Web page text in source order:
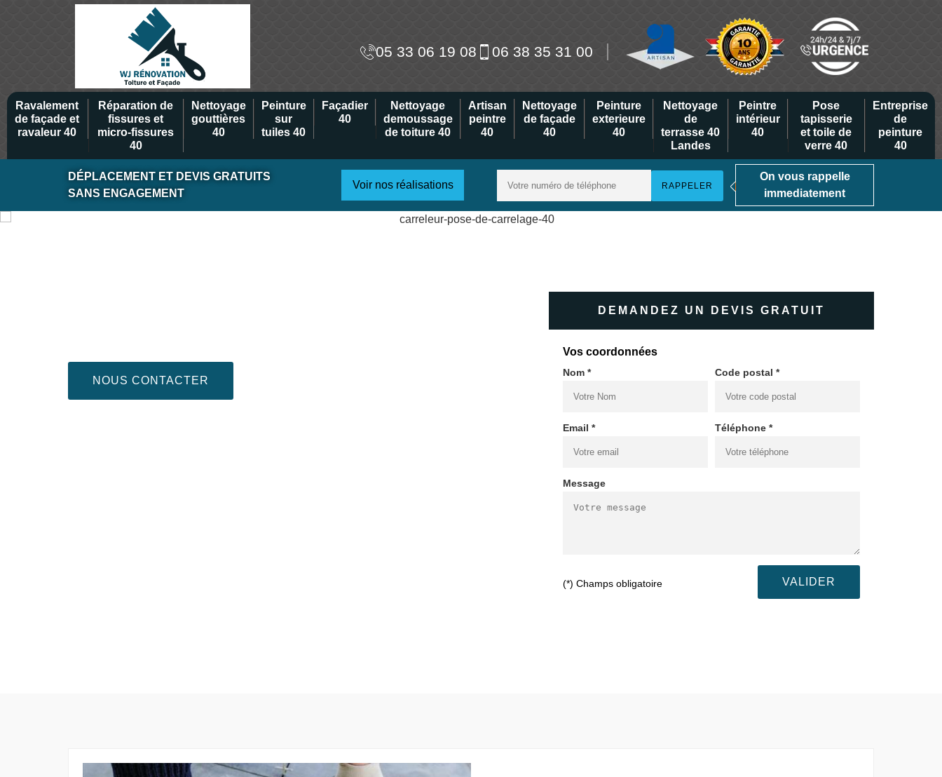
05 33 06 19 08 06 38 35 31 00
Ravalement
de façade et
ravaleur 40
Réparation de
fissures et
micro-fissures
40
Nettoyage
gouttières
40
Peinture
sur
tuiles 40
Façadier
40
Nettoyage
demoussage
de toiture 40
Artisan
peintre
40
Nettoyage
de façade
40
Peinture
exterieure
40
Nettoyage
de
terrasse 40
Landes
Peintre
intérieur
40
Pose
tapisserie
et toile de
verre 40
Entreprise
de
peinture
40
DÉPLACEMENT ET DEVIS GRATUITS
SANS ENGAGEMENT
Voir nos réalisations
On vous rappelle
immediatement
NOUS CONTACTER
DEMANDEZ UN DEVIS GRATUIT
Vos coordonnées
Nom * Code postal *
Email * Téléphone *
Message
(*) Champs obligatoire